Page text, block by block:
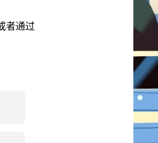
者通过